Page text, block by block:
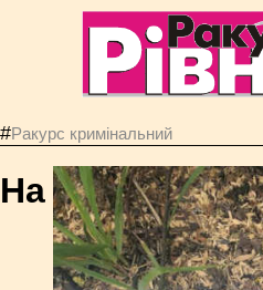
#Ракурс кримінальний
На